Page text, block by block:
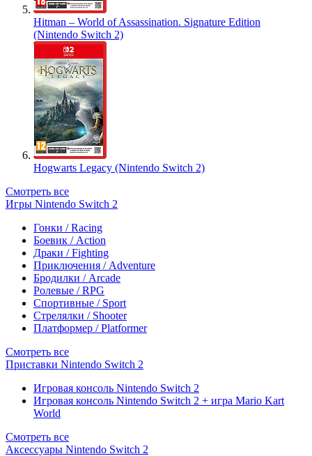
Hitman – World of Assassination. Signature Edition
(Nintendo Switch 2)
Hogwarts Legacy (Nintendo Switch 2)
Смотреть все
Игры Nintendo Switch 2
Гонки / Racing
Боевик / Action
Драки / Fighting
Приключения / Adventure
Бродилки / Arcade
Ролевые / RPG
Спортивные / Sport
Стрелялки / Shooter
Платформер / Platformer
Смотреть все
Приставки Nintendo Switch 2
Игровая консоль Nintendo Switch 2
Игровая консоль Nintendo Switch 2 + игра Mario Kart
World
Смотреть все
Аксессуары Nintendo Switch 2